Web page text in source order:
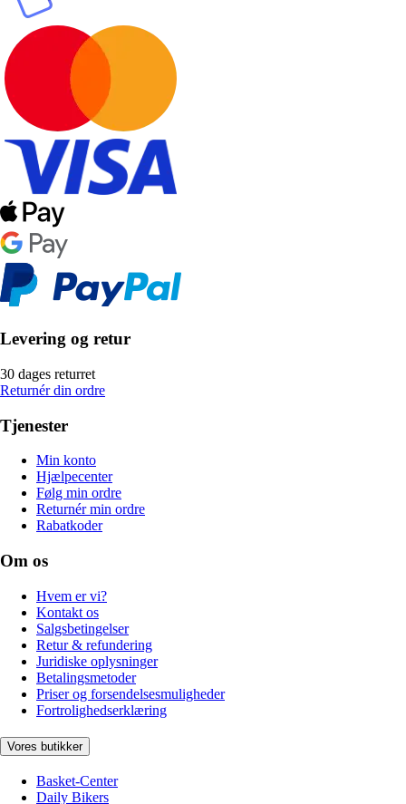
Levering og retur
30 dages returret
Returnér din ordre
Tjenester
Min konto
Hjælpecenter
Følg min ordre
Returnér min ordre
Rabatkoder
Om os
Hvem er vi?
Kontakt os
Salgsbetingelser
Retur & refundering
Juridiske oplysninger
Betalingsmetoder
Priser og forsendelsesmuligheder
Fortrolighedserklæring
Vores butikker
Basket-Center
Daily Bikers